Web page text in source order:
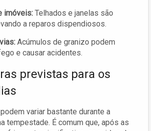
imóveis: Telhados e janelas são
a reparos dispendiosos.
Acúmulos de granizo podem
e causar acidentes.
previstas para os
variar bastante durante a
tempestade. É comum que, após as